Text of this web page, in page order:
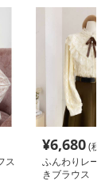
ス
¥6,680(税
ふんわりレー
きブラウス